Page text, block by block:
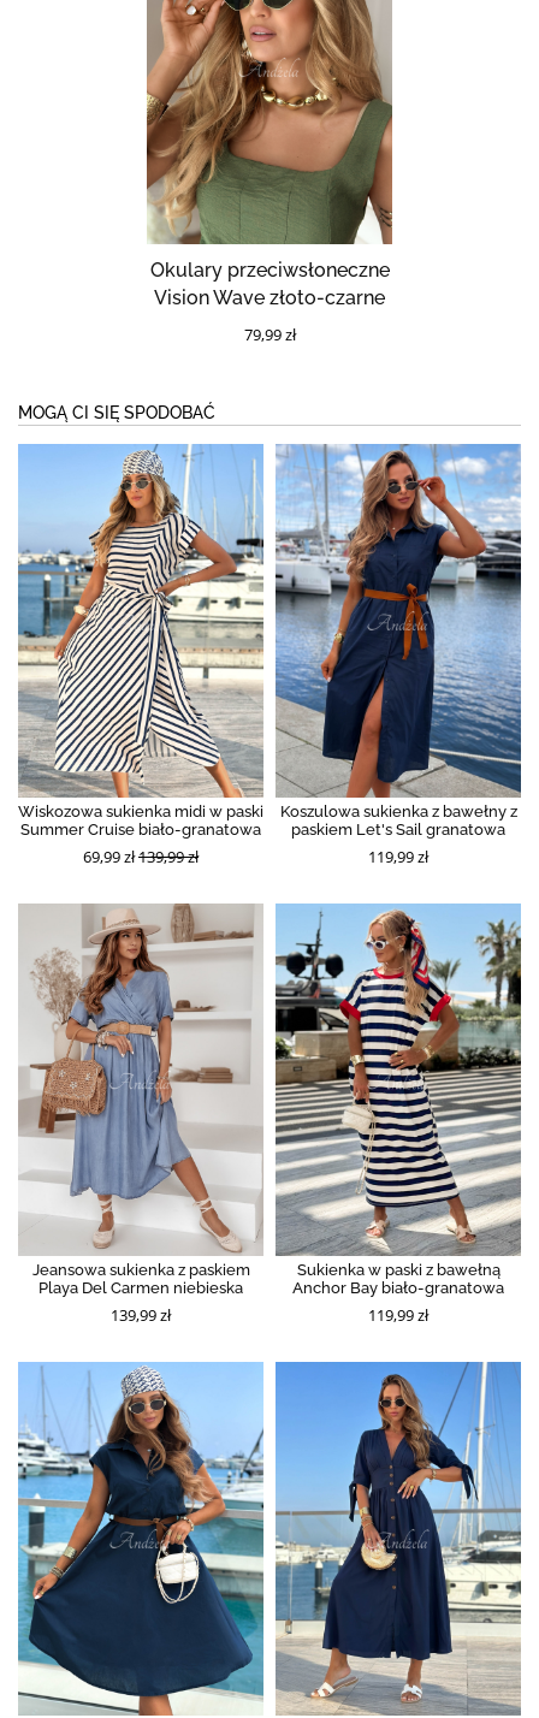
Okulary przeciwsłoneczne
Vision Wave złoto-czarne
79,99 zł
MOGĄ CI SIĘ SPODOBAĆ
Wiskozowa sukienka midi w paski
Summer Cruise biało-granatowa
69,99 zł139,99 zł
Koszulowa sukienka z bawełny z
paskiem Let's Sail granatowa
119,99 zł
Jeansowa sukienka z paskiem
Playa Del Carmen niebieska
139,99 zł
Sukienka w paski z bawełną
Anchor Bay biało-granatowa
119,99 zł